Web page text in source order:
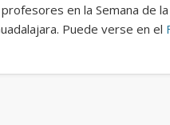
en la Semana de la
Puede verse en el